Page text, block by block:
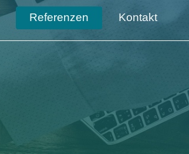
Referenzen Kontakt